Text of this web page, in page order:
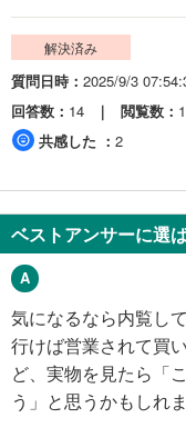
解決済み
質問日時
2025/9/3
回答数
14 閲覧数
共感した
2
ベストアンサーに選
気になるなら内覧し
行けば営業されて買
ど、実物を見たら「
う」と思うかもしれま